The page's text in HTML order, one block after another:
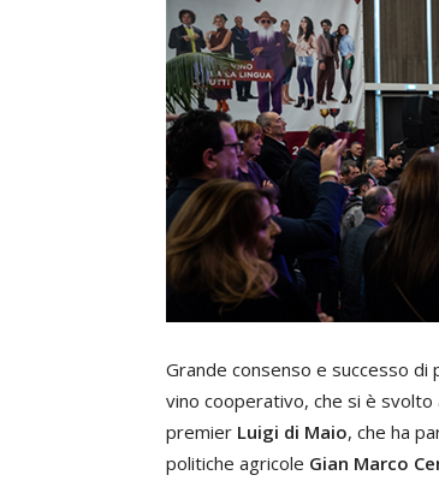
Grande consenso e successo
vino cooperativo, che si è
premier Luigi di Maio, che ha
politiche agricole Gian Marco